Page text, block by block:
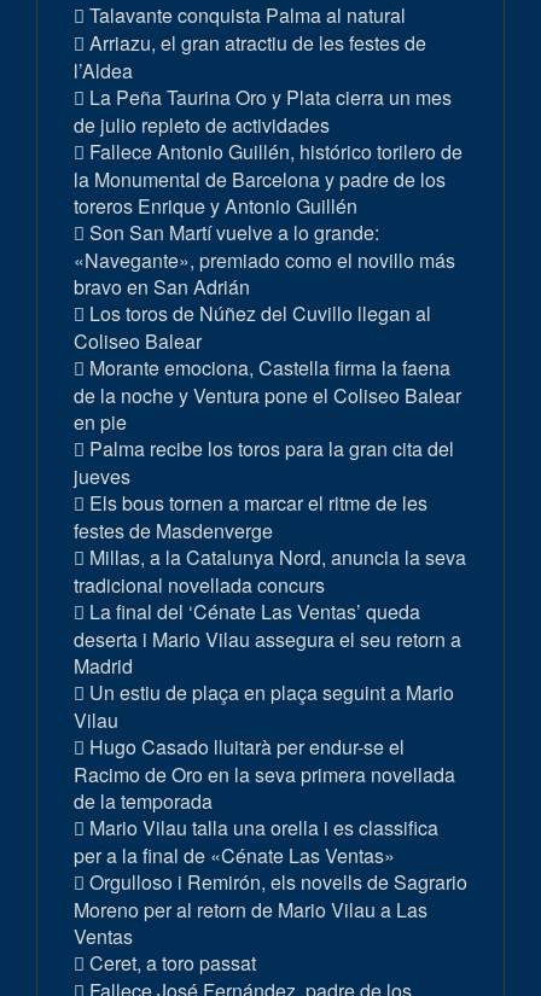
Talavante conquista Palma al natural
Arriazu, el gran atractiu de les festes de
l’Aldea
La Peña Taurina Oro y Plata cierra un mes
de julio repleto de actividades
Fallece Antonio Guillén, histórico torilero de
la Monumental de Barcelona y padre de los
toreros Enrique y Antonio Guillén
Son San Martí vuelve a lo grande:
«Navegante», premiado como el novillo más
bravo en San Adrián
Los toros de Núñez del Cuvillo llegan al
Coliseo Balear
Morante emociona, Castella firma la faena
de la noche y Ventura pone el Coliseo Balear
en pie
Palma recibe los toros para la gran cita del
jueves
Els bous tornen a marcar el ritme de les
festes de Masdenverge
Millas, a la Catalunya Nord, anuncia la seva
tradicional novellada concurs
La final del ‘Cénate Las Ventas’ queda
deserta i Mario Vilau assegura el seu retorn a
Madrid
Un estiu de plaça en plaça seguint a Mario
Vilau
Hugo Casado lluitarà per endur-se el
Racimo de Oro en la seva primera novellada
de la temporada
Mario Vilau talla una orella i es classifica
per a la final de «Cénate Las Ventas»
Orgulloso i Remirón, els novells de Sagrario
Moreno per al retorn de Mario Vilau a Las
Ventas
Ceret, a toro passat